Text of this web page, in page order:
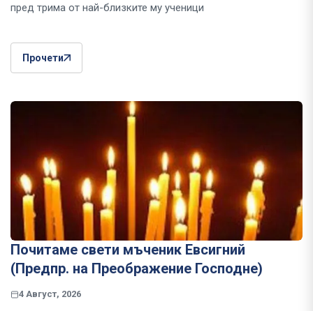
пред трима от най-близките му ученици
Прочети
Почитаме свети мъченик Евсигний
(Предпр. на Преображение Господне)
4 Август, 2026